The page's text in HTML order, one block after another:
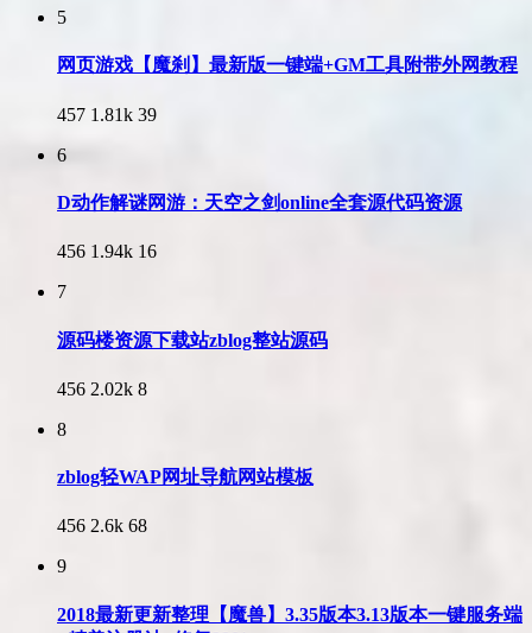
5
网页游戏【魔刹】最新版一键端+GM工具附带外网教程
457 1.81k 39
6
D动作解谜网游：天空之剑online全套源代码资源
456 1.94k 16
7
源码楼资源下载站zblog整站源码
456 2.02k 8
8
zblog轻WAP网址导航网站模板
456 2.6k 68
9
2018最新更新整理【魔兽】3.35版本3.13版本一键服务端